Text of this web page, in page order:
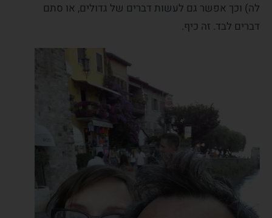
לה) וכך אפשר גם לעשות דברים של גדולים, או סתם
דברים לבד. זה כיף.